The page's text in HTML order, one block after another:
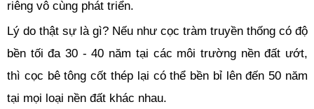
riêng vô cùng phát triển.
Lý do thật sự là gì? Nếu như cọc tràm truyền thống có độ
bền tối đa 30 - 40 năm tại các môi trường nền đất ướt,
thì cọc bê tông cốt thép lại có thể bền bỉ lên đến 50 năm
tại mọi loại nền đất khác nhau.